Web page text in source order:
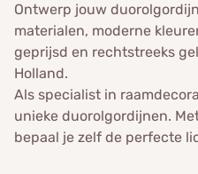
Ontwerp jouw
materialen, moderne
geprijsd en rechtstreeks
Holland.
Als specialist in
unieke duorolgordijnen.
bepaal je zelf de perfecte